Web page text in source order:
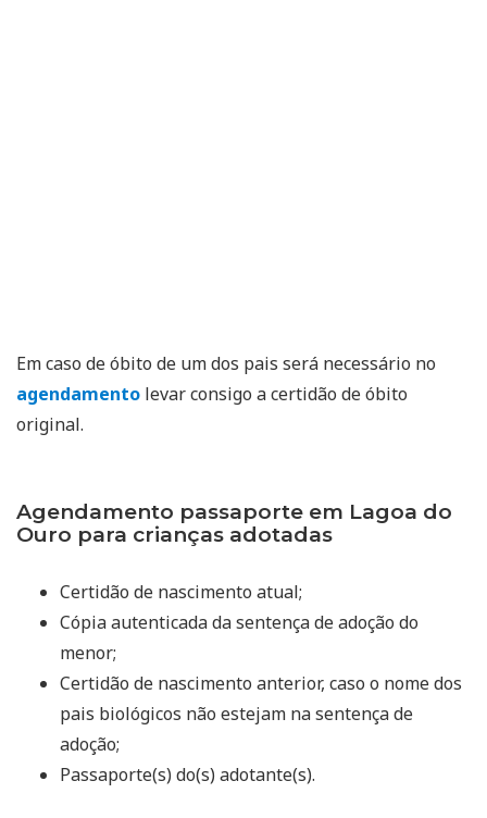
Em caso de óbito de um dos pais será necessário no
agendamento levar consigo a certidão de óbito
original.
Agendamento passaporte em Lagoa do
Ouro para crianças adotadas
Certidão de nascimento atual;
Cópia autenticada da sentença de adoção do
menor;
Certidão de nascimento anterior, caso o nome dos
pais biológicos não estejam na sentença de
adoção;
Passaporte(s) do(s) adotante(s).